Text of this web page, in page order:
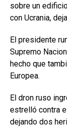
sobre un
con Ucrania,
El presidente
Supremo
hecho que
Europea.
El dron ruso
estrelló contra
dejando dos